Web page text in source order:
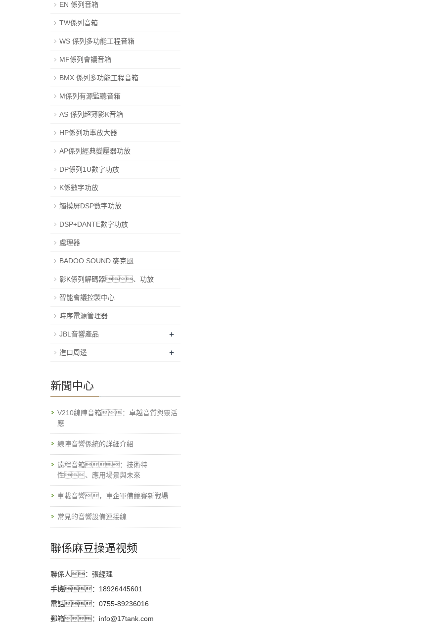
EN 係列音箱
TW係列音箱
WS 係列多功能工程音箱
MF係列會議音箱
BMX 係列多功能工程音箱
M係列有源監聽音箱
AS 係列超薄影K音箱
HP係列功率放大器
AP係列經典變壓器功放
DP係列1U數字功放
K係數字功放
觸摸屏DSP數字功放
DSP+DANTE數字功放
處理器
BADOO SOUND 麥克風
影K係列解碼器、功放
智能會議控製中心
時序電源管理器
JBL音響產品 +
進口周邊 +
新聞中心
V210線陣音箱：卓越音質與靈活
應
線陣音響係統的詳細介紹
遠程音箱：技術特
性、應用場景與未來
車載音響，車企軍備競賽新戰場
常見的音響設備連接線
聯係麻豆操逼视频
聯係人：張經理
手機：18926445601
電話：0755-89236016
郵箱：info@17tank.com